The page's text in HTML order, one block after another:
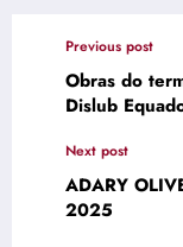
Previous post
Obras do
Dislub
Next post
ADARY
2025